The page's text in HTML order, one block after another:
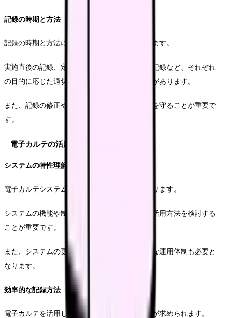
記録の時期と方法
記録の時期と方法についても明確な規定があります。
実施直後の記録、定期的な評価の記録、まとめ記録など、それぞれ
の目的に応じた適切な記録方法を選択する必要があります。
また、記録の修正や追記についても適切な手順を守ることが重要で
す。
電子カルテの活用
システムの特性理解
電子カルテシステムには、それぞれの特性があります。
システムの機能や制限事項を理解し、効果的な活用方法を検討する
ことが重要です。
また、システムの更新や変更に対応できる柔軟な運用体制も必要と
なります。
効率的な記録方法
電子カルテを活用した効率的な記録方法の確立が求められます。